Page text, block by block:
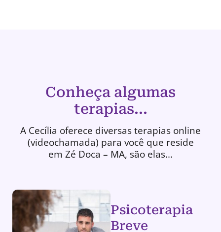
Conheça algumas
terapias...
A Cecília oferece diversas terapias online
(videochamada) para você que reside
em Zé Doca – MA, são elas...
Psicoterapia
Breve